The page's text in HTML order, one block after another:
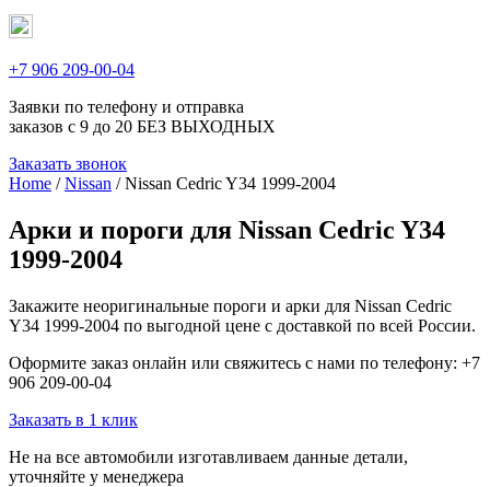
+7 906 209-00-04
Заявки по телефону и отправка
заказов с 9 до 20 БЕЗ ВЫХОДНЫХ
Заказать звонок
Home /Nissan / Nissan Cedric Y34 1999-2004
Арки и пороги для Nissan Cedric Y34
1999-2004
Закажите неоригинальные пороги и арки для Nissan Cedric
Y34 1999-2004 по выгодной цене с доставкой по всей России.
Оформите заказ онлайн или свяжитесь с нами по телефону: +7
906 209-00-04
Заказать в 1 клик
Не на все автомобили изготавливаем данные детали,
уточняйте у менеджера